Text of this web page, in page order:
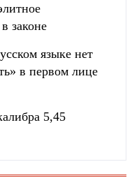
законе
языке нет
в первом лице
5,45